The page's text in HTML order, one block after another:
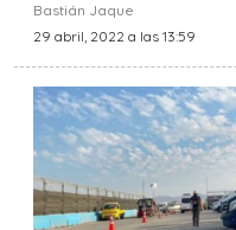
Bastián Jaque
29 abril, 2022 a las 13:59